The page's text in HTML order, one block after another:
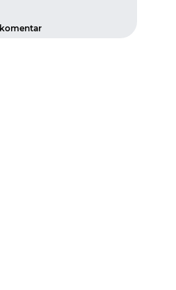
komentar